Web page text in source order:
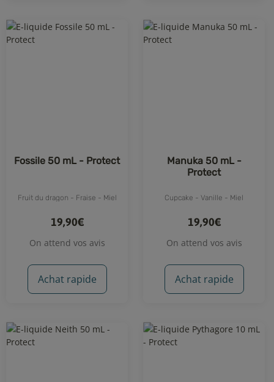
Fossile 50 mL - Protect
Fruit du dragon - Fraise - Miel
19,90€
On attend vos avis
Achat rapide
Manuka 50 mL -
Protect
Cupcake - Vanille - Miel
19,90€
On attend vos avis
Achat rapide